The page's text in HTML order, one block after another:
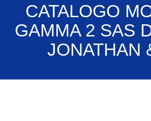
CATALOGO
GAMMA 2 SAS
JONATHAN